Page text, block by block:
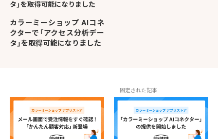
カラーミーショップ AIコネ
クターで「アクセス分析デー
タ」を取得可能になりました
固定された記事